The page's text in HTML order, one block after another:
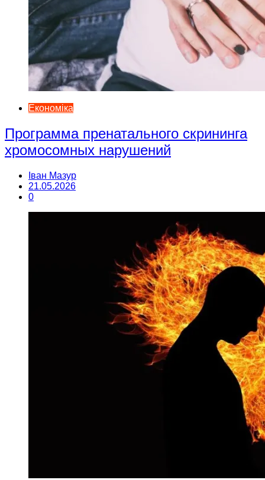
Економіка
Программа пренатального скрининга
хромосомных нарушений
Іван Мазур
21.05.2026
0